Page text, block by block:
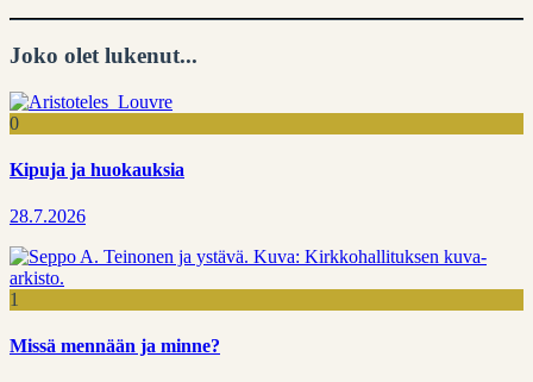
Joko olet lukenut...
0
Kipuja ja huokauksia
28.7.2026
1
Missä mennään ja minne?